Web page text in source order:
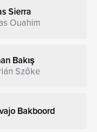
Sierra
Ouahim
Bakış
Szőke
Bakboord